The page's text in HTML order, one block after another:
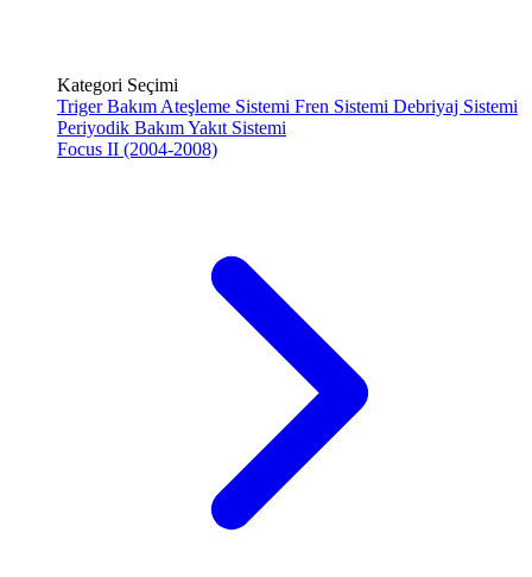
Kategori Seçimi
Triger Bakım Ateşleme Sistemi Fren Sistemi Debriyaj Sistemi
Periyodik BakımYakıt Sistemi
Focus II (2004-2008)